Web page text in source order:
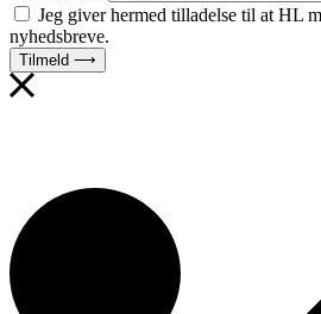
Jeg giver hermed tilladelse til at HL
nyhedsbreve.
Tilmeld ⟶